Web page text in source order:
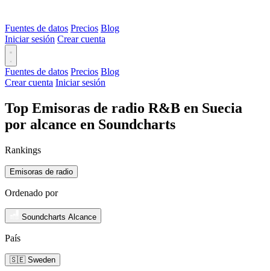
Fuentes de datos Precios Blog
Iniciar sesión Crear cuenta
Fuentes de datos Precios Blog
Crear cuenta Iniciar sesión
Top Emisoras de radio R&B en Suecia
por alcance en Soundcharts
Rankings
Emisoras de radio
Ordenado por
Soundcharts Alcance
País
🇸🇪 Sweden